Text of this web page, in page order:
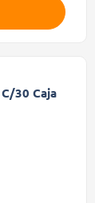
30 Caja